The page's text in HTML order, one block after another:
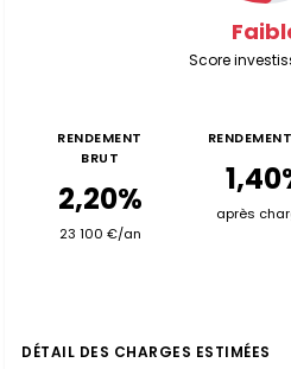
Score
RENDEMENT
BRUT
2,20%
23 100 €/an
après
DÉTAIL DES CHARGES ESTIMÉES